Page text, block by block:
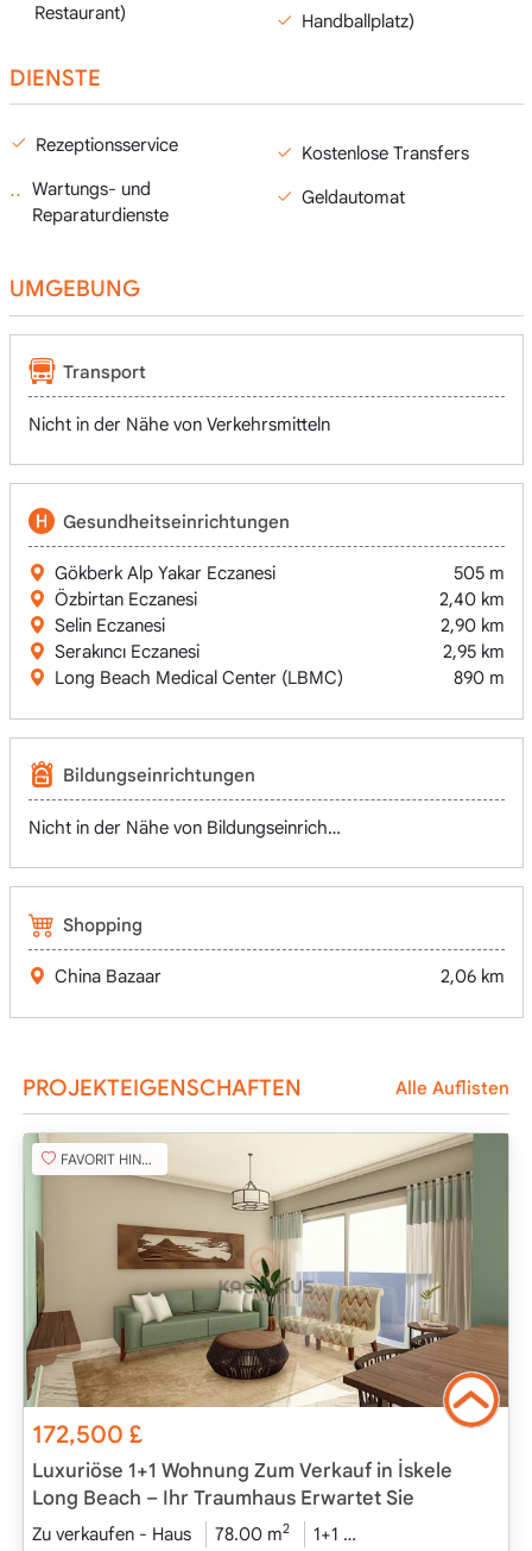
Restaurant)
Handballplatz)
DIENSTE
Rezeptionsservice
Wartungs- und
Reparaturdienste
Kostenlose Transfers
Geldautomat
UMGEBUNG
Transport
Nicht in der Nähe von Verkehrsmitteln
Gesundheitseinrichtungen
Gökberk Alp Yakar Eczanesi
505 m
Özbirtan Eczanesi
2,40 km
Selin Eczanesi
2,90 km
Serakıncı Eczanesi
2,95 km
Long Beach Medical Center (LBMC)
890 m
Bildungseinrichtungen
Nicht in der Nähe von Bildungseinrichtungen
Shopping
China Bazaar 2,06 km
PROJEKTEIGENSCHAFTEN Alle Auflisten
FAVORIT HINZUFÜGEN
172,500£
Luxuriöse 1+1 Wohnung Zum Verkauf in İskele
Long Beach – Ihr Traumhaus Erwartet Sie
Zu verkaufen - Haus 78.00 m2 1+1